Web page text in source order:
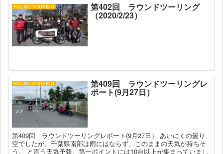
ROUND TOURING 第402回 ラウンドツーリング
（2020/2/23）
ROUND TOURING 第409回 ラウンドツーリングレ
ポート(9月27日）
第409回 ラウンドツーリングレポート(9月27日） あいにくの曇り
空でしたが、千葉県南部は雨にはならず、このままの天気が持ちそ
う。 と言う天気予報。第一ポイントには10台以上が集まっていまし